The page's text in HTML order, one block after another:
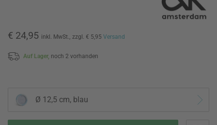
€ 24,95 inkl. MwSt., zzgl. € 5,95 Versand
Auf Lager, noch 2 vorhanden
Ø 12,5 cm, blau